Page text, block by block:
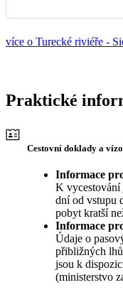
více o Turecké riviéře -
Praktické
Cestovní doklady a
Informace
K vycestování
dní od vstupu
pobyt kratší
Informace
Údaje o
přibližných
jsou k
(ministerstvo